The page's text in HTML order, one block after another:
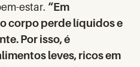
estar. “Em
corpo perde líquidos e
Por isso, é
leves, ricos em